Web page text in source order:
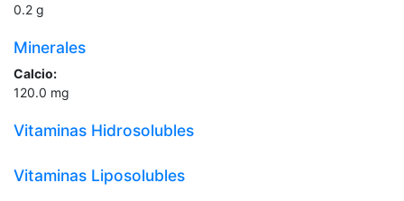
0.2 g
Minerales
Calcio:
120.0 mg
Vitaminas Hidrosolubles
Vitaminas Liposolubles